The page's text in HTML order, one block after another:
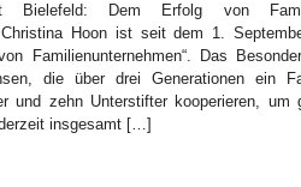
Bielefeld: Dem Erfolg von
Hoon ist seit dem 1.
Familienunternehmen“. Das
die über drei Generationen ein
und zehn Unterstifter kooperieren,
insgesamt […]